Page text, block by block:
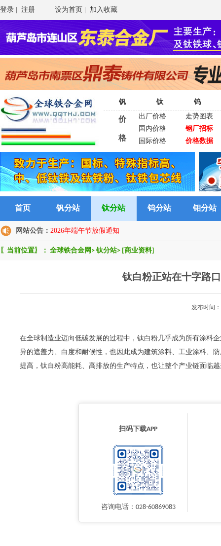
登录 注册 设为首页 加入收藏
钒 钛 钨
价
格
出厂价格
走势图表
国内价格
钢厂招标
国际价格
价格数据
首页 钒分站 钛分站 钨分站 钼分站
网站公告： 2026年端午节放假通知
〖当前位置〗： 全球铁合金网 > 钛分站> [商业资料]
钛白粉正站在十字路
发布时间
在全球制造业迈向低碳发展的过程中，钛白粉几乎成为所有涂料
异的遮盖力、白度和耐候性，也因此成为建筑涂料、工业涂料、
提高，钛白粉高能耗、高排放的生产特点，也让整个产业链面临
扫码下载APP
咨询电话：028-60869083